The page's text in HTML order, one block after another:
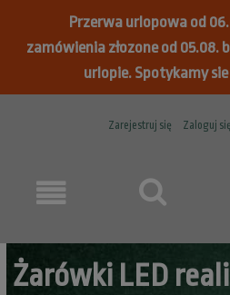
Przerwa urlopowa od
zamówienia złozone od 05.08.
urlopie. Spotykamy
Zarejestruj się Zaloguj się
Żarówki LED